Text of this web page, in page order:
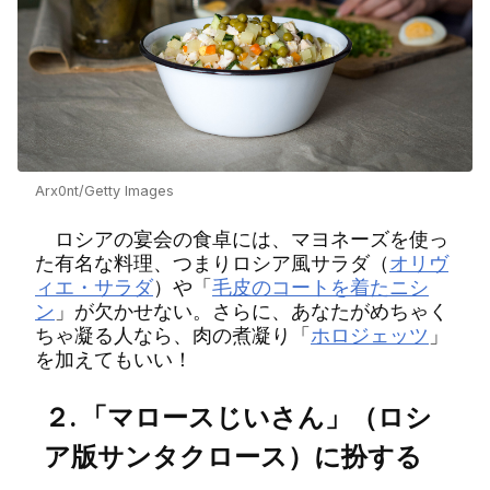
Arx0nt/Getty Images
ロシアの宴会の食卓には、マヨネーズを使っ
た有名な料理、つまりロシア風サラダ（オリヴ
ィエ・サラダ）や「 毛皮のコートを着たニシ
ン 」が欠かせない。さらに、あなたがめちゃく
ちゃ凝る人なら、肉の煮凝り「 ホロジェッツ 」
を加えてもいい！
２. 「マロースじいさん」（ロシ
ア版サンタクロース）に扮する